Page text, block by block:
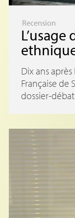
Recension
Dix ans
Française
dossier-